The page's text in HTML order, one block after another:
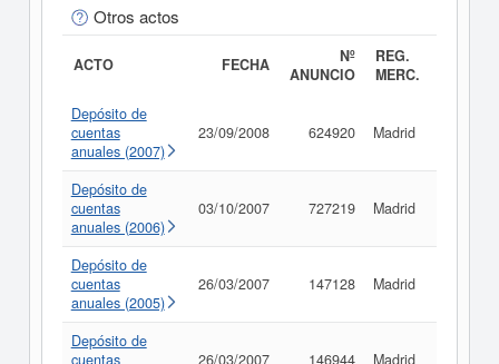
Otros actos
ACTO FECHA
Nº
ANUNCIO
REG.
MERC.
Depósito de
cuentas
anuales (2007)
23/09/2008 624920 Madrid
Depósito de
cuentas
anuales (2006)
03/10/2007 727219 Madrid
Depósito de
cuentas
anuales (2005)
26/03/2007 147128 Madrid
Depósito de
cuentas
26/03/2007 146944 Madrid